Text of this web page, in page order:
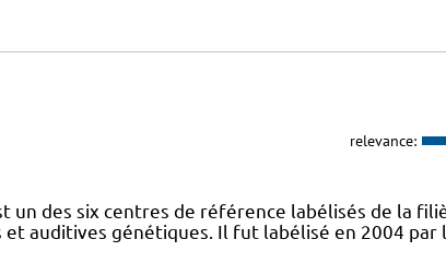
relevance:
un des six centres de référence labélisés de la
et auditives génétiques. Il fut labélisé en 2004 par